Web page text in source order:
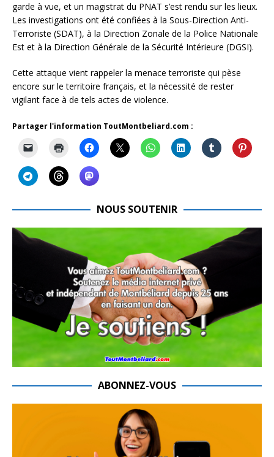
garde à vue, et un magistrat du PNAT s’est rendu sur les lieux.
Les investigations ont été confiées à la Sous-Direction Anti-
Terroriste (SDAT), à la Direction Zonale de la Police Nationale
Est et à la Direction Générale de la Sécurité Intérieure (DGSI).
Cette attaque vient rappeler la menace terroriste qui pèse
encore sur le territoire français, et la nécessité de rester
vigilant face à de tels actes de violence.
Partager l'information ToutMontbeliard.com :
NOUS SOUTENIR
ABONNEZ-VOUS